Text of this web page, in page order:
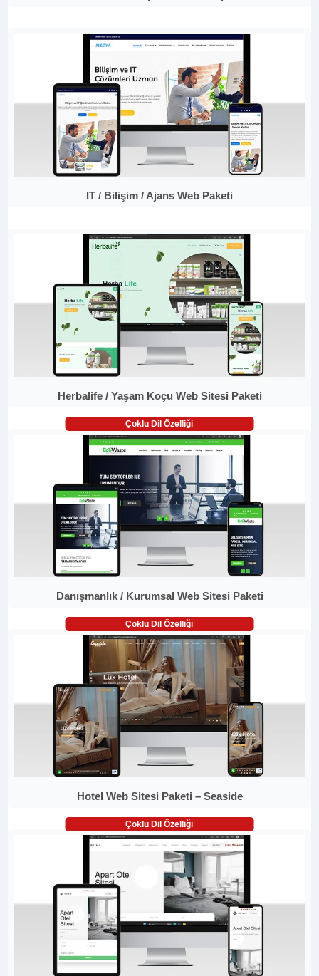
IT / Bilişim / Ajans Web Paketi
Herbalife / Yaşam Koçu Web Sitesi Paketi
Çoklu Dil Özelliği
Danışmanlık / Kurumsal Web Sitesi Paketi
Çoklu Dil Özelliği
Hotel Web Sitesi Paketi – Seaside
Çoklu Dil Özelliği